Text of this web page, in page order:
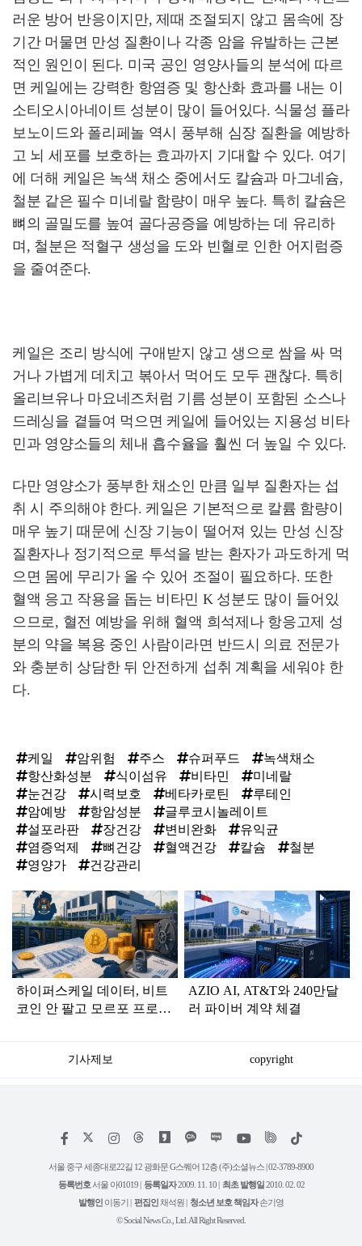
러운 방어 반응이지만, 제때 조절되지 않고 몸속에 장
기간 머물면 만성 질환이나 각종 암을 유발하는 근본
적인 원인이 된다. 미국 공인 영양사들의 분석에 따르
면 케일에는 강력한 항염증 및 항산화 효과를 내는 이
소티오시아네이트 성분이 많이 들어있다. 식물성 플라
보노이드와 폴리페놀 역시 풍부해 심장 질환을 예방하
고 뇌 세포를 보호하는 효과까지 기대할 수 있다. 여기
에 더해 케일은 녹색 채소 중에서도 칼슘과 마그네슘,
철분 같은 필수 미네랄 함량이 매우 높다. 특히 칼슘은
뼈의 골밀도를 높여 골다공증을 예방하는 데 유리하
며, 철분은 적혈구 생성을 도와 빈혈로 인한 어지럼증
을 줄여준다.
케일은 조리 방식에 구애받지 않고 생으로 쌈을 싸 먹
거나 가볍게 데치고 볶아서 먹어도 모두 괜찮다. 특히
올리브유나 마요네즈처럼 기름 성분이 포함된 소스나
드레싱을 곁들여 먹으면 케일에 들어있는 지용성 비타
민과 영양소들의 체내 흡수율을 훨씬 더 높일 수 있다.
다만 영양소가 풍부한 채소인 만큼 일부 질환자는 섭
취 시 주의해야 한다. 케일은 기본적으로 칼륨 함량이
매우 높기 때문에 신장 기능이 떨어져 있는 만성 신장
질환자나 정기적으로 투석을 받는 환자가 과도하게 먹
으면 몸에 무리가 올 수 있어 조절이 필요하다. 또한
혈액 응고 작용을 돕는 비타민 K 성분도 많이 들어있
으므로, 혈전 예방을 위해 혈액 희석제나 항응고제 성
분의 약을 복용 중인 사람이라면 반드시 의료 전문가
와 충분히 상담한 뒤 안전하게 섭취 계획을 세워야 한
다.
케일 암위험 주스 슈퍼푸드
녹색채소
항산화성분
식이섬유 비타민
미네랄
눈건강
시력보호 베타카로틴
루테인
암예방
항암성분
글루코시놀레이트
설포라판
장건강 변비완화
유익균
염증억제
뼈건강 혈액건강 칼슘
철분
영양가
건강관리
탑
라
인
하이퍼스케일 데이터, 비트
코인 안 팔고 모르포 프로토
AZIO AI, AT&T와 240만달
러 파이버 계약 체결
기사제보 copyright
페
스
인
타
램
위
트
유
튜
틱
서울 중구 세종대로22길 12 광화문 G스퀘어 12층 (주)소셜뉴스 | 02-3789-8900
등록번호 서울 아01019 | 등록일자2009. 11. 10 | 최초 발행일 2010. 02. 02
발행인 이동기 | 편집인 채석원 | 청소년 보호 책임자손기영
© Social News Co., Ltd. All Right Reserved.